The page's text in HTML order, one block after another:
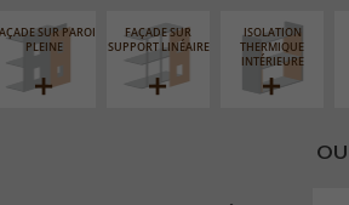
SUR PAROI
PLEINE
FAÇADE SUR
SUPPORT LINÉAIRE
ISOLATION
THERMIQUE
INTÉRIEURE
OU